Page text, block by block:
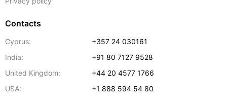
Contacts
Cyprus:
+357 24 030161
India:
+91 80 7127 9528
United Kingdom:
+44 20 4577 1766
USA:
+1 888 594 54 80